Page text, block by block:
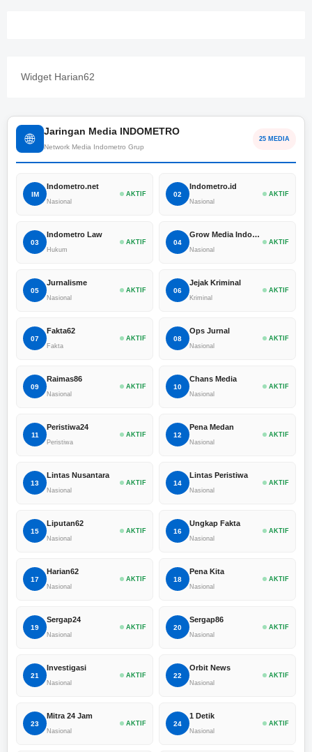
Widget Harian62
🌐
Jaringan Media INDOMETRO
Network Media Indometro Grup
25 MEDIA
IM
Indometro.net
Nasional
AKTIF 02
Indometro.id
Nasional
AKTIF
03
Indometro Law
Hukum
AKTIF 04
Grow Media Indonesia
Nasional
AKTIF
05
Jurnalisme
Nasional
AKTIF 06
Jejak Kriminal
Kriminal
AKTIF
07
Fakta62
Fakta
AKTIF 08
Ops Jurnal
Nasional
AKTIF
09
Raimas86
Nasional
AKTIF 10
Chans Media
Nasional
AKTIF
11
Peristiwa24
Peristiwa
AKTIF 12
Pena Medan
Nasional
AKTIF
13
Lintas Nusantara
Nasional
AKTIF 14
Lintas Peristiwa
Nasional
AKTIF
15
Liputan62
Nasional
AKTIF 16
Ungkap Fakta
Nasional
AKTIF
17
Harian62
Nasional
AKTIF 18
Pena Kita
Nasional
AKTIF
19
Sergap24
Nasional
AKTIF 20
Sergap86
Nasional
AKTIF
21
Investigasi
Nasional
AKTIF 22
Orbit News
Nasional
AKTIF
23
Mitra 24 Jam
Nasional
AKTIF 24
1 Detik
Nasional
AKTIF